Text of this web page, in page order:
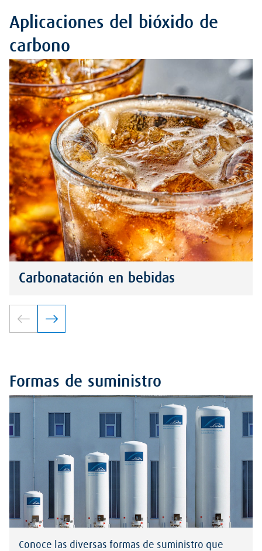
Aplicaciones del bióxido de
carbono
Carbonatación en bebidas
Formas de suministro
Conoce las diversas formas de suministro que